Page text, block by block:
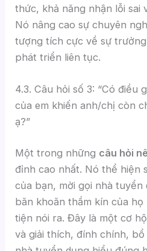
thức, khả năng nhận lỗi sai
Nó nâng cao sự chuyên
tượng tích cực về sự
phát triển liên tục.
4.3. Câu hỏi số 3: “Có điều
của em khiến anh/chị còn
ạ?”
Một trong những câu hỏi
đỉnh cao nhất. Nó thể hiện
của bạn, mời gọi nhà tuyển
băn khoăn thầm kín của
tiện nói ra. Đây là một cơ
và giải thích, đính chính,